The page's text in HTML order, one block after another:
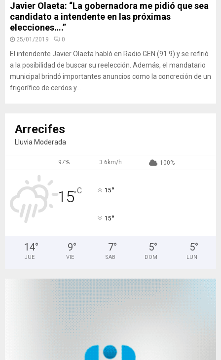
Javier Olaeta: “La gobernadora me pidió que sea
candidato a intendente en las próximas
elecciones….”
25/01/2019 0
El intendente Javier Olaeta habló en Radio GEN (91.9) y se refirió
a la posibilidad de buscar su reelección. Además, el mandatario
municipal brindó importantes anuncios como la concreción de un
frigorífico de cerdos y...
Arrecifes
Lluvia Moderada
97% 3.6km/h 100%
15°C 15°
15°
14°
JUE
9°
VIE
7°
SAB
5°
DOM
5°
LUN